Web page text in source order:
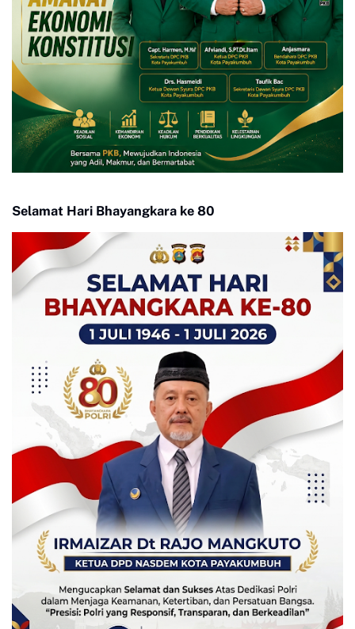
Selamat Hari Bhayangkara ke 80